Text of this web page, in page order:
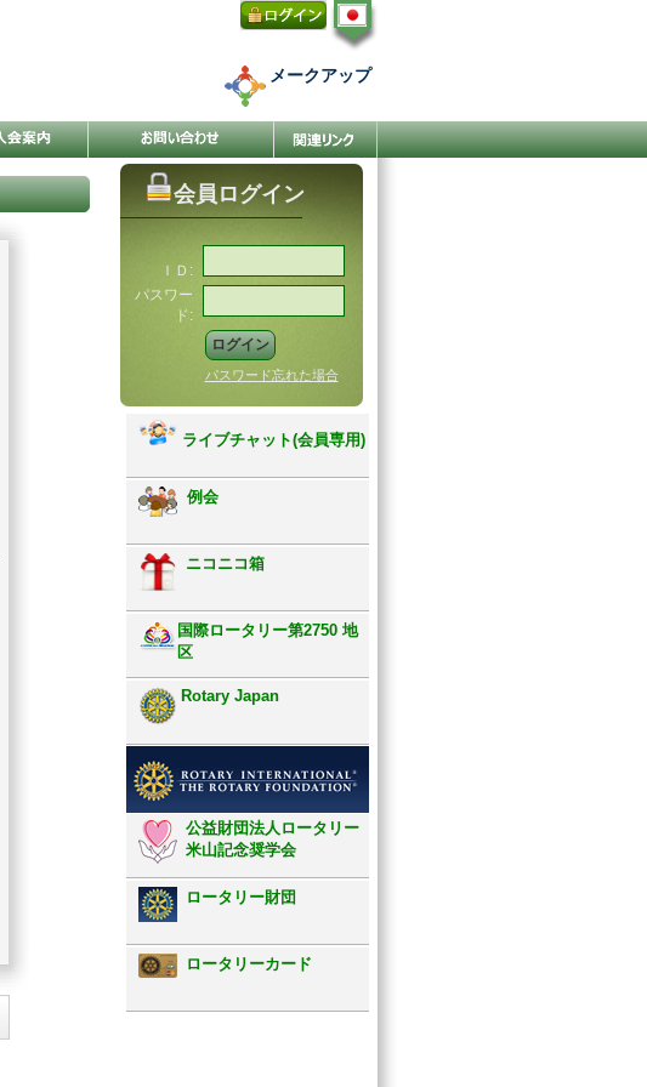
メークアップ
会員ログイン
ＩＤ:
パスワー
ド:
パスワード忘れた場合
ライブチャット(会員専用)
例会
ニコニコ箱
国際ロータリー第2750 地
区
Rotary Japan
公益財団法人ロータリー
米山記念奨学会
ロータリー財団
ロータリーカード